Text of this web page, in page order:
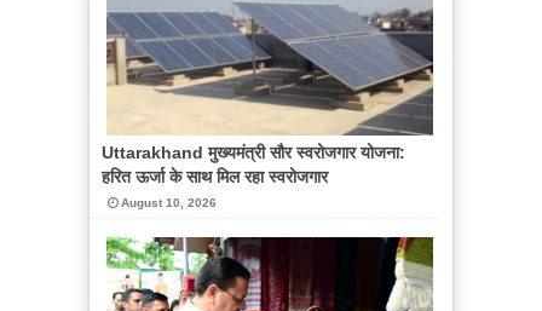
Uttarakhand मुख्यमंत्री सौर स्वरोजगार योजना:
हरित ऊर्जा के साथ मिल रहा स्वरोजगार
August 10, 2026